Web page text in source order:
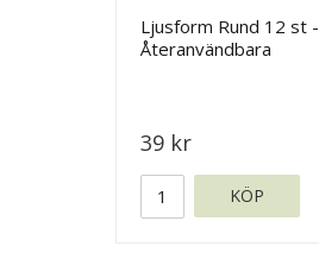
Ljusform Rund 12 st -
Återanvändbara
39 kr
KÖP